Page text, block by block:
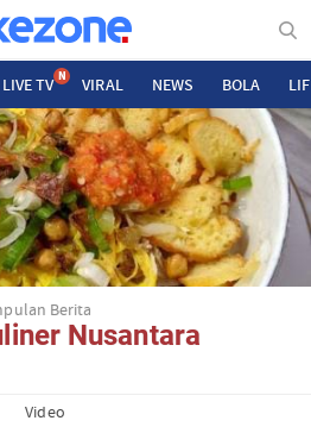
LIVE TV N VIRAL NEWS BOLA
Berita
Nusantara
Video